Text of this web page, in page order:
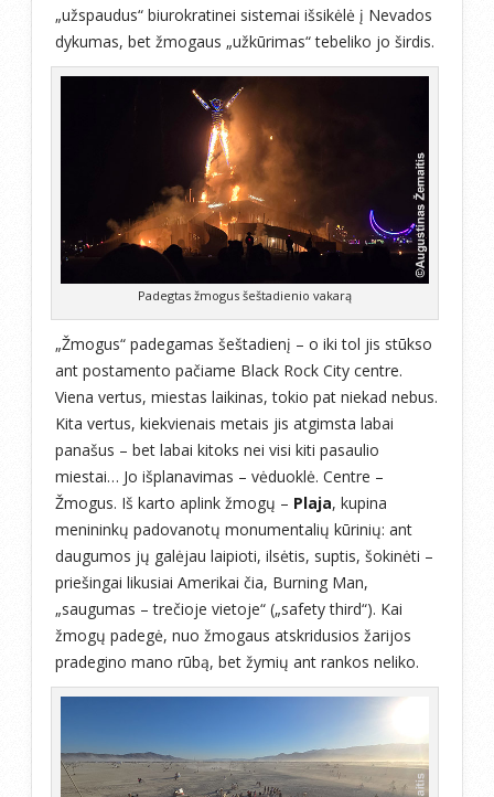
„užspaudus“ biurokratinei sistemai išsikėlė į Nevados
dykumas, bet žmogaus „užkūrimas“ tebeliko jo širdis.
Padegtas žmogus šeštadienio vakarą
„Žmogus“ padegamas šeštadienį – o iki tol jis stūkso
ant postamento pačiame Black Rock City centre.
Viena vertus, miestas laikinas, tokio pat niekad nebus.
Kita vertus, kiekvienais metais jis atgimsta labai
panašus – bet labai kitoks nei visi kiti pasaulio
miestai… Jo išplanavimas – vėduoklė. Centre –
Žmogus. Iš karto aplink žmogų – Plaja, kupina
menininkų padovanotų monumentalių kūrinių: ant
daugumos jų galėjau laipioti, ilsėtis, suptis, šokinėti –
priešingai likusiai Amerikai čia, Burning Man,
„saugumas – trečioje vietoje“ („safety third“). Kai
žmogų padegė, nuo žmogaus atskridusios žarijos
pradegino mano rūbą, bet žymių ant rankos neliko.